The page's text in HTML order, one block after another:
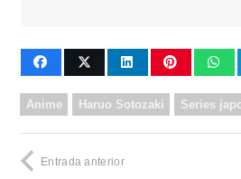
Anime Haruo Sotozaki Series
Entrada anterior